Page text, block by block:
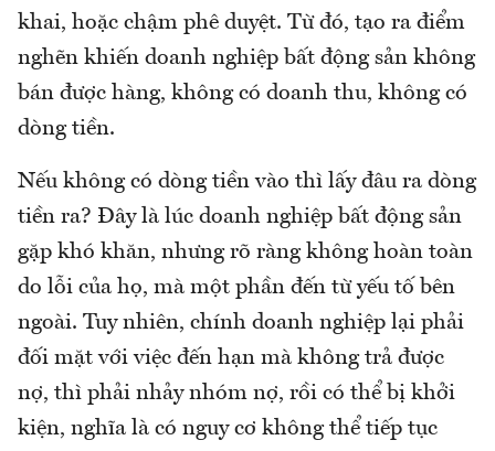
khai, hoặc chậm phê duyệt. Từ đó, tạo ra điểm
nghẽn khiến doanh nghiệp bất động sản không
bán được hàng, không có doanh thu, không có
dòng tiền.
Nếu không có dòng tiền vào thì lấy đâu ra dòng
tiền ra? Đây là lúc doanh nghiệp bất động sản
gặp khó khăn, nhưng rõ ràng không hoàn toàn
do lỗi của họ, mà một phần đến từ yếu tố bên
ngoài. Tuy nhiên, chính doanh nghiệp lại phải
đối mặt với việc đến hạn mà không trả được
nợ, thì phải nhảy nhóm nợ, rồi có thể bị khởi
kiện, nghĩa là có nguy cơ không thể tiếp tục